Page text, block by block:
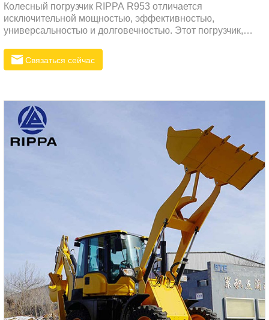
Колесный погрузчик RIPPA R953 отличается
исключительной мощностью, эффективностью,
универсальностью и долговечностью. Этот погрузчик,
требования сложных строительных условий. Компактная
шарнирно-сочлененная конструкция упрощает
Связаться сейчас